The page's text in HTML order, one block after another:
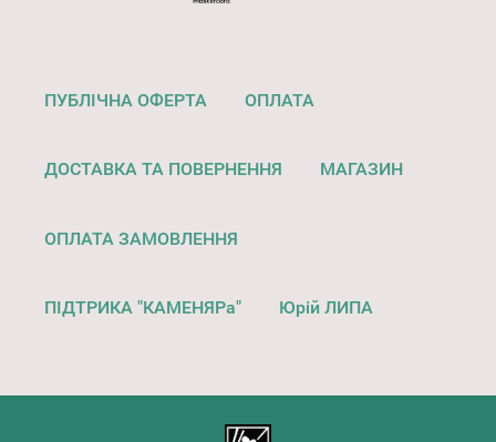
ПУБЛІЧНА ОФЕРТА ОПЛАТА
ДОСТАВКА ТА ПОВЕРНЕННЯ МАГАЗИН
ОПЛАТА ЗАМОВЛЕННЯ
ПІДТРИКА "КАМЕНЯРа" Юрій ЛИПА